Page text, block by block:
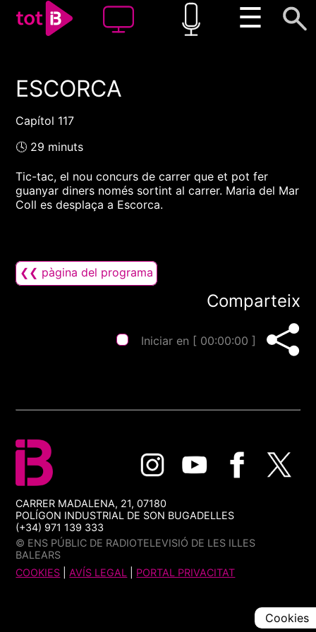
☰
00:00 00:00
ESCORCA
Capítol 117
🕓 29 minuts
Tic-tac, el nou concurs de carrer que et pot fer
guanyar diners només sortint al carrer. Maria del Mar
Coll es desplaça a Escorca.
❮❮ pàgina del programa
Comparteix
Iniciar en [ 00:00:00 ]
CARRER MADALENA, 21, 07180
POLÍGON INDUSTRIAL DE SON BUGADELLES
(+34) 971 139 333
© ENS PÚBLIC DE RADIOTELEVISIÓ DE LES ILLES
BALEARS
COOKIES |AVÍS LEGAL PORTAL PRIVACITAT
Cookies